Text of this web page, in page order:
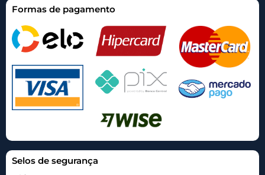
Formas de pagamento
Selos de segurança